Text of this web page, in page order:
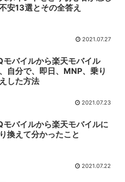
安13選とその全答え
2021.07.27
モバイルから楽天モバイル
自分で、即日、MNP、乗り
した方法
2021.07.23
モバイルから楽天モバイルに
換えて分かったこと
2021.07.22